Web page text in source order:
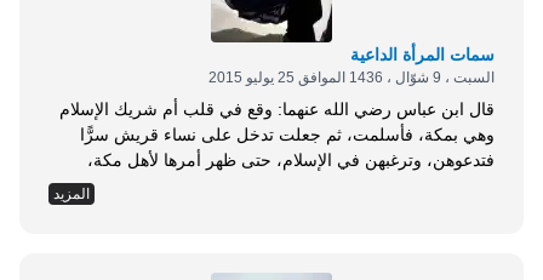
سمات المرأة الداعية
السبت ، 9 شوّال ، 1436 الموافق 25 يوليو 2015
قال ابن عباس رضي الله عنهما: وقع في قلب أم شريك الإسلام
وهي بمكة، فأسلمت، ثم جعلت تدخل على نساء قريش سرًّا
فتدعوهن، وترغبهن في الإسلام، حتى ظهر أمرها لأهل مكة،
فأخذوها، وقالوا لها: لولا قومك لفعلنا بك وفعلنا، ولكنا سنردك
إليهم، قالت: فحملوني على بعير ليس تحتي شيء موطأ ولا غيره،
المزيد